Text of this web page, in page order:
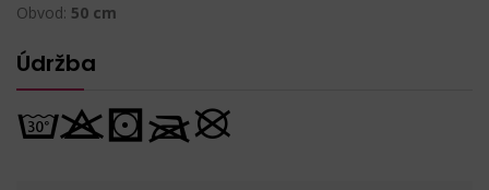
Obvod: 50 cm
Údržba